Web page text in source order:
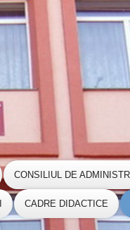
CONSILIUL DE
CADRE DIDACTICE